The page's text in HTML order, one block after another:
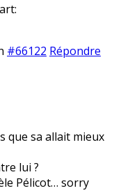
#66122 Répondre
que sa allait mieux
lui ?
Pélicot… sorry